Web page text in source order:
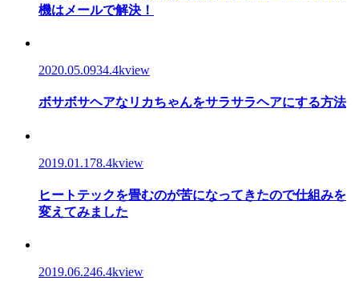
機はメールで解決！
2020.05.0934.4kview
ボサボサヘアなリカちゃんをサラサラヘアにする方法
2019.01.178.4kview
ヒートテックを畳むのが苦になってきたので仕組みを
変えてみました
2019.06.246.4kview